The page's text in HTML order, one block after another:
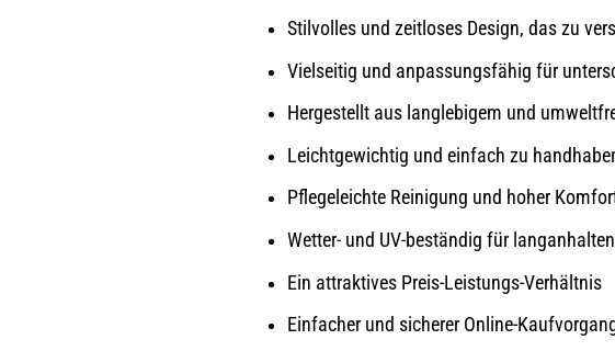
Stilvolles und zeitloses Design, das zu
Vielseitig und anpassungsfähig für
Hergestellt aus langlebigem und
Leichtgewichtig und einfach zu
Pflegeleichte Reinigung und hoher
Wetter- und UV-beständig für
Ein attraktives Preis-Leistungs-Verhältnis
Einfacher und sicherer Online-